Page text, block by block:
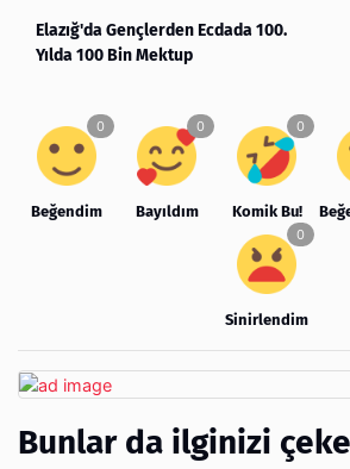
Elazığ'da Gençlerden Ecdada 100.
Yılda 100 Bin Mektup
Beğendim Bayıldım Komik Bu!
Sinirlendim
Bunlar da ilginizi